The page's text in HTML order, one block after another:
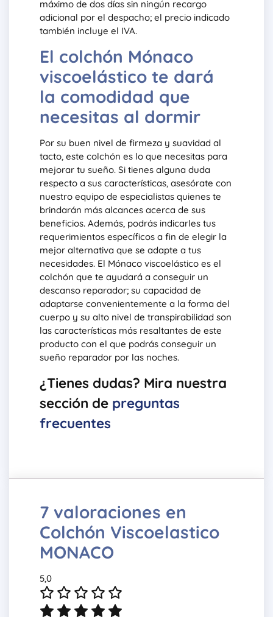
máximo de dos días sin ningún recargo
adicional por el despacho; el precio indicado
también incluye el IVA.
El colchón Mónaco
viscoelástico te dará
la comodidad que
necesitas al dormir
Por su buen nivel de firmeza y suavidad al
tacto, este colchón es lo que necesitas para
mejorar tu sueño. Si tienes alguna duda
respecto a sus características, asesórate con
nuestro equipo de especialistas quienes te
brindarán más alcances acerca de sus
beneficios. Además, podrás indicarles tus
requerimientos específicos a fin de elegir la
mejor alternativa que se adapte a tus
necesidades. El Mónaco viscoelástico es el
colchón que te ayudará a conseguir un
descanso reparador; su capacidad de
adaptarse convenientemente a la forma del
cuerpo y su alto nivel de transpirabilidad son
las características más resaltantes de este
producto con el que podrás conseguir un
sueño reparador por las noches.
¿Tienes dudas? Mira nuestra
sección de preguntas
frecuentes
7 valoraciones en
Colchón Viscoelastico
MONACO
5,0